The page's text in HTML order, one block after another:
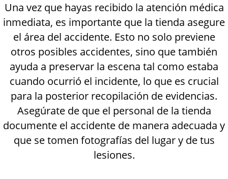
Una vez que hayas recibido la atención médica
inmediata, es importante que la tienda asegure
el área del accidente. Esto no solo previene
otros posibles accidentes, sino que también
ayuda a preservar la escena tal como estaba
cuando ocurrió el incidente, lo que es crucial
para la posterior recopilación de evidencias.
Asegúrate de que el personal de la tienda
documente el accidente de manera adecuada y
que se tomen fotografías del lugar y de tus
lesiones.